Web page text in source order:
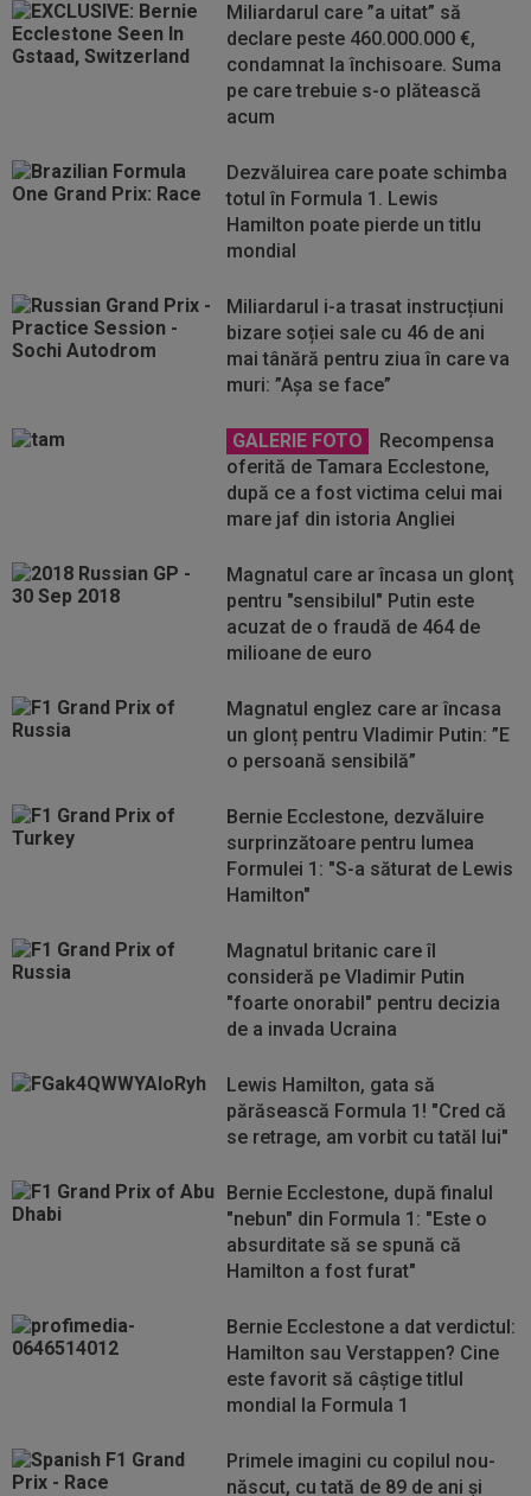
Miliardarul care ”a uitat” să
declare peste 460.000.000 €,
condamnat la închisoare. Suma
pe care trebuie s-o plătească
acum
Dezvăluirea care poate schimba
totul în Formula 1. Lewis
Hamilton poate pierde un titlu
mondial
Miliardarul i-a trasat instrucțiuni
bizare soției sale cu 46 de ani
mai tânără pentru ziua în care va
muri: ”Așa se face”
GALERIE FOTO
Recompensa
oferită de Tamara Ecclestone,
după ce a fost victima celui mai
mare jaf din istoria Angliei
Magnatul care ar încasa un glonţ
pentru "sensibilul" Putin este
acuzat de o fraudă de 464 de
milioane de euro
Magnatul englez care ar încasa
un glonț pentru Vladimir Putin: ”E
o persoană sensibilă”
Bernie Ecclestone, dezvăluire
surprinzătoare pentru lumea
Formulei 1: "S-a săturat de Lewis
Hamilton"
Magnatul britanic care îl
consideră pe Vladimir Putin
"foarte onorabil" pentru decizia
de a invada Ucraina
Lewis Hamilton, gata să
părăsească Formula 1! "Cred că
se retrage, am vorbit cu tatăl lui"
Bernie Ecclestone, după finalul
"nebun" din Formula 1: "Este o
absurditate să se spună că
Hamilton a fost furat"
Bernie Ecclestone a dat verdictul:
Hamilton sau Verstappen? Cine
este favorit să câștige titlul
mondial la Formula 1
Primele imagini cu copilul nou-
născut, cu tată de 89 de ani şi